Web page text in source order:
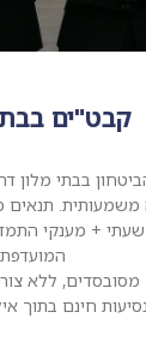
קבט"ים
בבתי מלון
משמעותית. תנאים
+ מענקי
המועדפת
מסובסדים, ללא
נסיעות חינם בתוך